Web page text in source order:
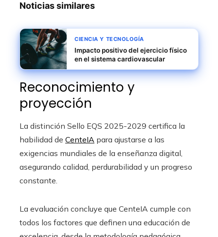
Noticias similares
CIENCIA Y TECNOLOGÍA
Impacto positivo del ejercicio físico
en el sistema cardiovascular
Reconocimiento y
proyección
La distinción Sello EQS 2025-2029 certifica la
habilidad de CenteIA para ajustarse a las
exigencias mundiales de la enseñanza digital,
asegurando calidad, perdurabilidad y un progreso
constante.
La evaluación concluye que CenteIA cumple con
todos los factores que definen una educación de